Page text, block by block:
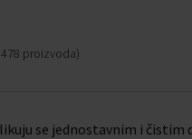
478 proizvoda)
se jednostavnim i